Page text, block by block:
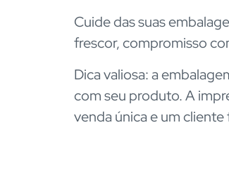
Cuide das suas
frescor, compromisso
Dica valiosa: a
com seu produto. A
venda única e um cliente